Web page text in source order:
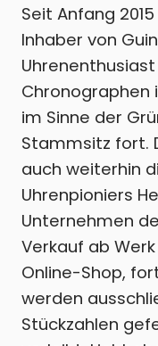
Seit Anfang
Inhaber von
Chronographen
im Sinne der
Stammsitz fort.
auch weiterhin
Uhrenpioniers
Unternehmen
Verkauf ab
Online-Shop,
werden
Stückzahlen